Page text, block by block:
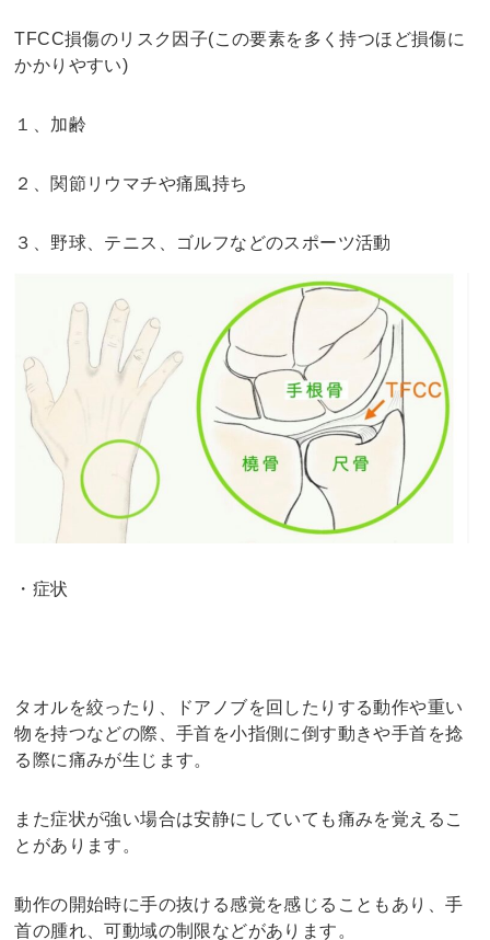
TFCC損傷のリスク因子(この要素を多く持つほど損傷に
かかりやすい)
１、加齢
２、関節リウマチや痛風持ち
３、野球、テニス、ゴルフなどのスポーツ活動
・症状
タオルを絞ったり、ドアノブを回したりする動作や重い
物を持つなどの際、手首を小指側に倒す動きや手首を捻
る際に痛みが生じます。
また症状が強い場合は安静にしていても痛みを覚えるこ
とがあります。
動作の開始時に手の抜ける感覚を感じることもあり、手
首の腫れ、可動域の制限などがあります。